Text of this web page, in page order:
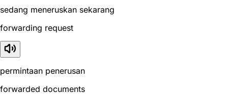
sedang meneruskan sekarang
forwarding request
permintaan penerusan
forwarded documents